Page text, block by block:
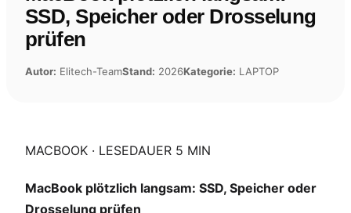
SSD, Speicher oder Drosselung
prüfen
Autor: Elitech-TeamStand: 2026Kategorie: LAPTOP
MACBOOK · LESEDAUER 5 MIN
MacBook plötzlich langsam: SSD, Speicher oder
Drosselung prüfen